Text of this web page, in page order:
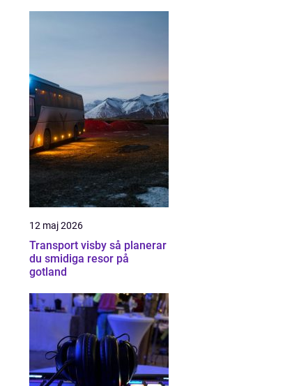
12 maj 2026
Transport visby så planerar
du smidiga resor på
gotland